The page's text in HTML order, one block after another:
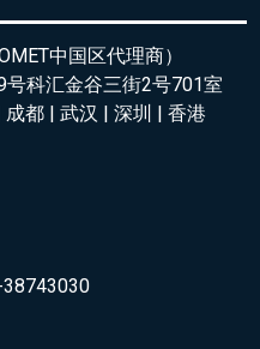
中国区代理商）
科汇金谷三街2号701室
都 | 武汉 | 深圳 | 香港